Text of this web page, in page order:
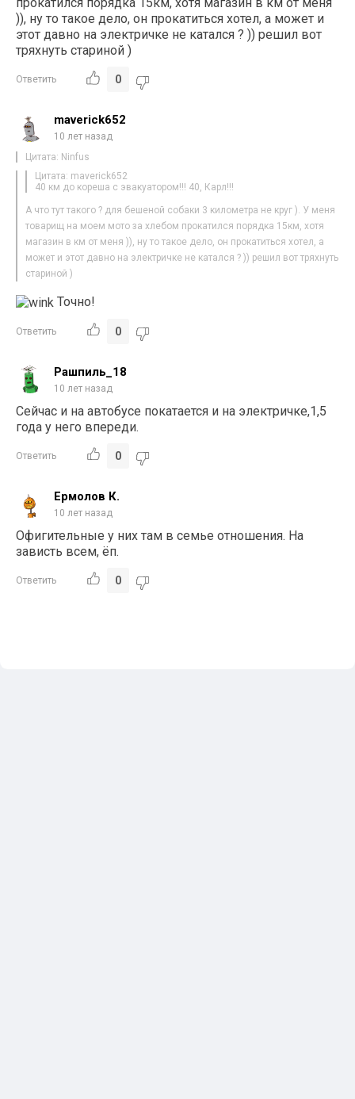
)), ну то такое дело, он прокатиться хотел, а может и
этот давно на электричке не катался ? )) решил вот
тряхнуть стариной )
Ответить 0
maverick652
10 лет назад
Цитата: Ninfus
Цитата: maverick652
40 км до кореша с эвакуатором!!! 40, Карл!!!
А что тут такого ? для бешеной собаки 3 километра не круг ). У меня
товарищ на моем мото за хлебом прокатился порядка 15км, хотя
магазин в км от меня )), ну то такое дело, он прокатиться хотел, а
может и этот давно на электричке не катался ? )) решил вот тряхнуть
стариной )
Точно!
Ответить 0
Рашпиль_18
10 лет назад
Сейчас и на автобусе покатается и на электричке,1,5
года у него впереди.
Ответить 0
Ермолов К.
10 лет назад
Офигительные у них там в семье отношения. На
зависть всем, ёп.
Ответить 0